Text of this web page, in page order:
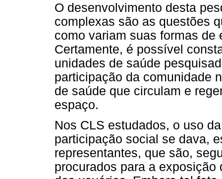
O desenvolvimento desta
complexas são as questões
como variam suas formas
Certamente, é possível
unidades de saúde
participação da comunidade
de saúde que circulam e
espaço.
Nos CLS estudados, o uso
participação social se dava,
representantes, que são,
procurados para a